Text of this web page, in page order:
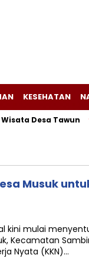
KESEHATAN
Desa Tawun
Musuk
kini mulai
Kecamatan
Nyata (KKN)…